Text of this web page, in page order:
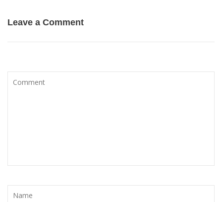
Leave a Comment